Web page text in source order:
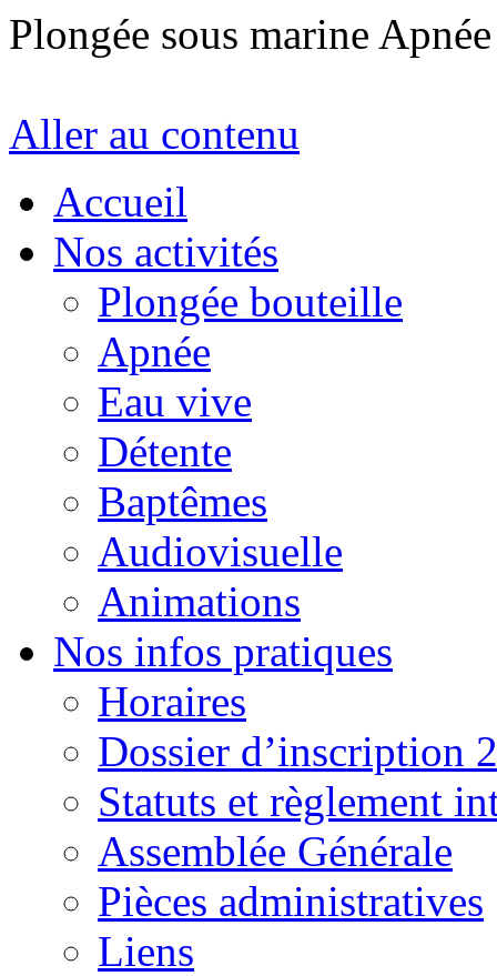
Plongée sous marine
Aller au contenu
Accueil
Nos activités
Plongée bouteille
Apnée
Eau vive
Détente
Baptêmes
Audiovisuelle
Animations
Nos infos pratiques
Horaires
Dossier d’inscription
Statuts et règlement
Assemblée Générale
Pièces administratives
Liens